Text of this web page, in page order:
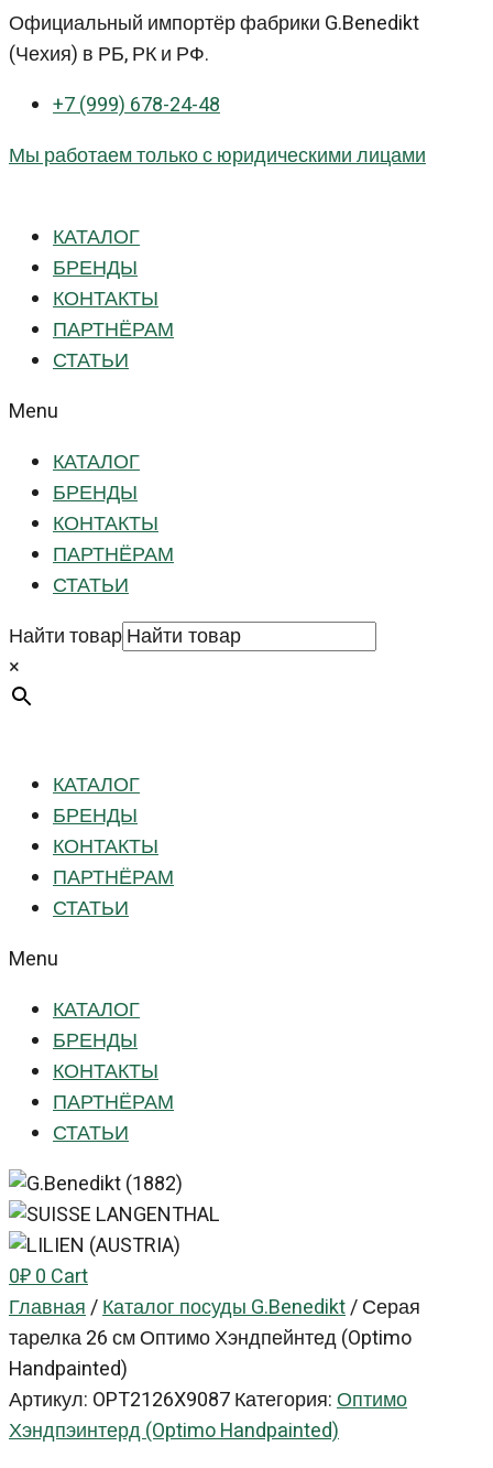
Перейти
к
Официальный импортёр фабрики G.Benedikt
(Чехия) в РБ, РК и РФ.
+7 (999) 678-24-48
Мы работаем только с юридическими лицами
КАТАЛОГ
БРЕНДЫ
КОНТАКТЫ
ПАРТНЁРАМ
СТАТЬИ
Menu
КАТАЛОГ
БРЕНДЫ
КОНТАКТЫ
ПАРТНЁРАМ
СТАТЬИ
Найти товар
×
КАТАЛОГ
БРЕНДЫ
КОНТАКТЫ
ПАРТНЁРАМ
СТАТЬИ
Menu
КАТАЛОГ
БРЕНДЫ
КОНТАКТЫ
ПАРТНЁРАМ
СТАТЬИ
0₽0Cart
Главная/Каталог посуды G.Benedikt/Серая
тарелка 26 см Оптимо Хэндпейнтед (Optimo
Handpainted)
Артикул: OPT2126X9087Категория:Оптимо
Хэндпэинтерд (Optimo Handpainted)